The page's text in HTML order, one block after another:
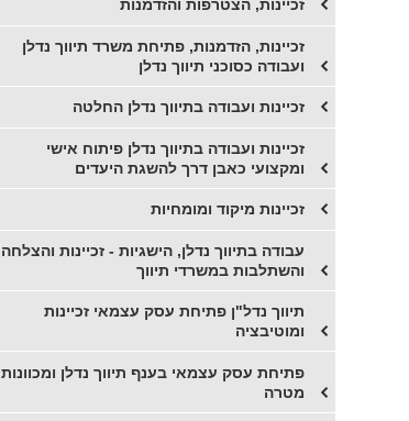
זכיינות, הצטרפות והזדמנות
זכיינות, הזדמנות, פתיחת משרד תיווך נדלן
ועבודה כסוכני תיווך נדלן
זכיינות ועבודה בתיווך נדלן החלטה
זכיינות ועבודה בתיווך נדלן פיתוח אישי
ומקצועי כאבן דרך להשגת היעדים
זכיינות מיקוד ומומחיות
עבודה בתיווך נדלן, הישגיות - זכיינות והצלחה
והשתלבות במשרדי תיווך
תיווך נדל"ן פתיחת עסק עצמאי זכיינות
ומוטיבציה
פתיחת עסק עצמאי בענף תיווך נדלן ומכוונות
מטרה